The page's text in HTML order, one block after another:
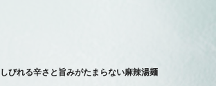
しびれる辛さと旨みがたまらない麻辣湯麺